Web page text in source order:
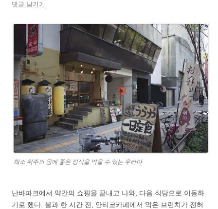
댓글 남기기
채소 위주의 몸에 좋은 정식을 먹을 수 있는 우라야
난바파크에서 약간의 쇼핑을 끝내고 나와, 다음 식당으로 이동하
기로 했다. 불과 한 시간 전, 안티코카페에서 먹은 브런치가 전혀